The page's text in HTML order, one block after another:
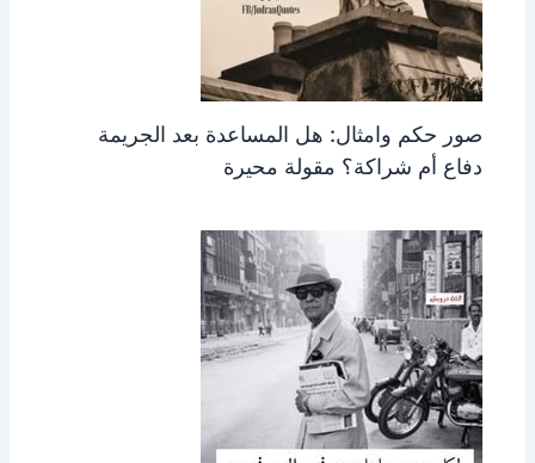
صور حكم وامثال: هل المساعدة بعد الجريمة
دفاع أم شراكة؟ مقولة محيرة